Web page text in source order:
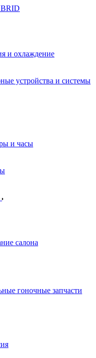
и охлаждение
устройства и системы
и часы
салона
гоночные запчасти